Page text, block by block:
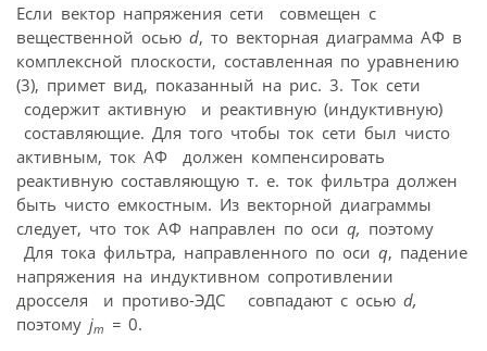
Если вектор напряжения сети
совмещен с
вещественной осью d, то векторная диаграмма АФ в
комплексной плоскости, составленная по уравнению
(3), примет вид, показанный на рис. 3. Ток сети
содержит активную
и реактивную (индуктивную)
составляющие. Для того чтобы ток сети был чисто
активным, ток АФ
должен компенсировать
реактивную составляющую т. е. ток фильтра должен
быть чисто емкостным. Из векторной диаграммы
следует, что ток АФ направлен по оси q, поэтому
Для тока фильтра, направленного по оси q, падение
напряжения на индуктивном сопротивлении
дросселя
и противо-ЭДС совпадают с осью d,
поэтому jm = 0.